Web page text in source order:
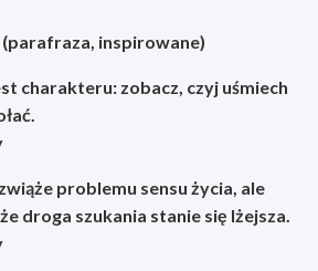
inspirowane)
charakteru: zobacz, czyj uśmiech
problemu sensu życia, ale
droga szukania stanie się lżejsza.